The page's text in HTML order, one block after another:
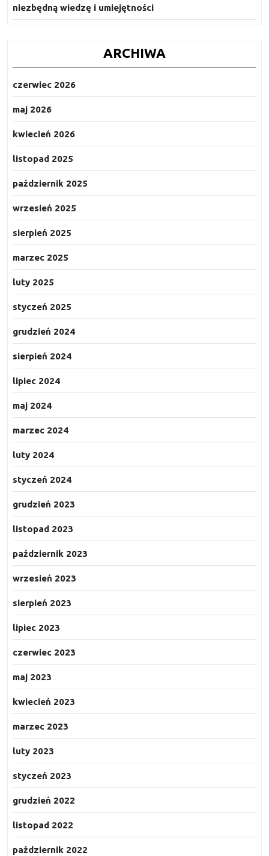
niezbędną wiedzę i umiejętności
ARCHIWA
czerwiec 2026
maj 2026
kwiecień 2026
listopad 2025
październik 2025
wrzesień 2025
sierpień 2025
marzec 2025
luty 2025
styczeń 2025
grudzień 2024
sierpień 2024
lipiec 2024
maj 2024
marzec 2024
luty 2024
styczeń 2024
grudzień 2023
listopad 2023
październik 2023
wrzesień 2023
sierpień 2023
lipiec 2023
czerwiec 2023
maj 2023
kwiecień 2023
marzec 2023
luty 2023
styczeń 2023
grudzień 2022
listopad 2022
październik 2022